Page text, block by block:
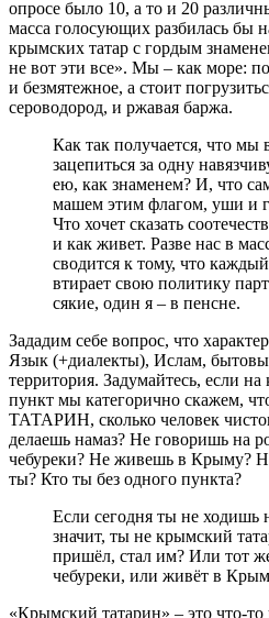
опросе было 10, а то и 20
масса голосующих разбилась бы
крымских татар с гордым
не вот эти все». Мы – как море:
и безмятежное, а стоит
сероводород, и ржавая баржа.
Как так получается, что мы
зацепиться за одну
ею, как знаменем? И, что
машем этим флагом, уши и
Что хочет сказать
и как живет. Разве нас в
сводится к тому, что
втирает свою политику
сякие, один я – в пенсне.
Зададим себе вопрос, что
Язык (+диалекты), Ислам,
территория. Задумайтесь, если
пункт мы категорично
ТАТАРИН, сколько человек
делаешь намаз? Не говоришь на
чебуреки? Не живешь в Крыму?
ты? Кто ты без одного пункта?
Если сегодня ты не ходишь
значит, ты не крымский
пришёл, стал им? Или тот
чебуреки, или живёт в
«Крымский татарин» – это что-то